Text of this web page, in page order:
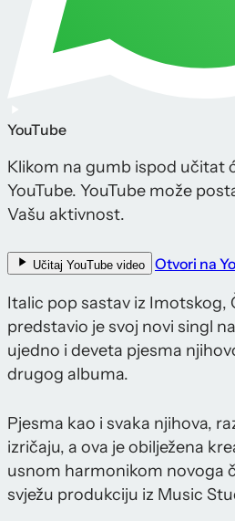
YouTube
Klikom na gumb ispod učitat
YouTube. YouTube može
Vašu aktivnost.
Učitaj YouTube video Otvori na
Italic pop sastav iz Imotskog,
predstavio je svoj novi singl
ujedno i deveta pjesma
drugog albuma.
Pjesma kao i svaka njihova,
izričaju, a ova je obilježena
usnom harmonikom novoga
svježu produkciju iz Music